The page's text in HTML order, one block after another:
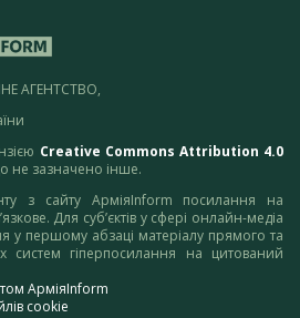
АГЕНТСТВО,
Creative Commons Attribution 4.0
не зазначено інше.
з сайту АрміяInform посилання на
Для суб’єктів у сфері онлайн-медіа
у першому абзаці матеріалу прямого та
систем гіперпосилання на цитований
АрміяInform
cookie